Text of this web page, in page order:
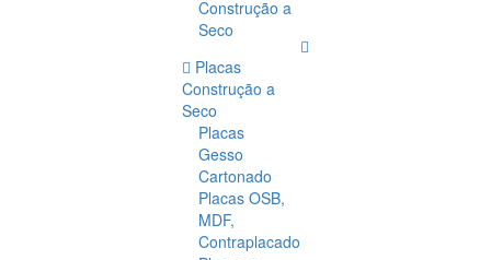
Construção a
Seco
Placas
Construção a
Seco
Placas
Gesso
Cartonado
Placas OSB,
MDF,
Contraplacado